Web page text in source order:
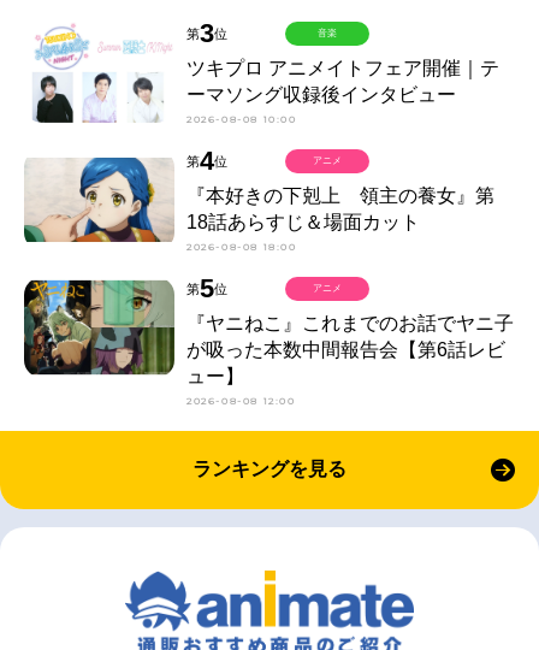
第3位
ツキプロ アニメイトフェア開催｜テ
ーマソング収録後インタビュー
2026-08-08 10:00
音楽
第4位
『本好きの下剋上 領主の養女』第
18話あらすじ＆場面カット
2026-08-08 18:00
アニメ
第5位
『ヤニねこ』これまでのお話でヤニ子
が吸った本数中間報告会【第6話レビ
ュー】
2026-08-08 12:00
アニメ
ランキングを見る